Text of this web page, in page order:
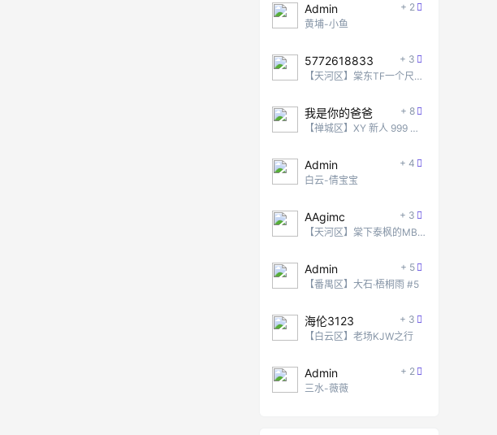
Admin
+ 2
黄埔-小鱼
5772618833
+ 3
【天河区】棠东TF一个尺度还不错的地方
我是你的爸爸
+ 8
【禅城区】XY 新人 999 无脑冲！
Admin
+ 4
白云-倩宝宝
AAgimc
+ 3
【天河区】棠下泰枫的MB项目
Admin
+ 5
【番禺区】大石·梧桐雨 #5
海伦3123
+ 3
【白云区】老场KJW之行
Admin
+ 2
三水-薇薇